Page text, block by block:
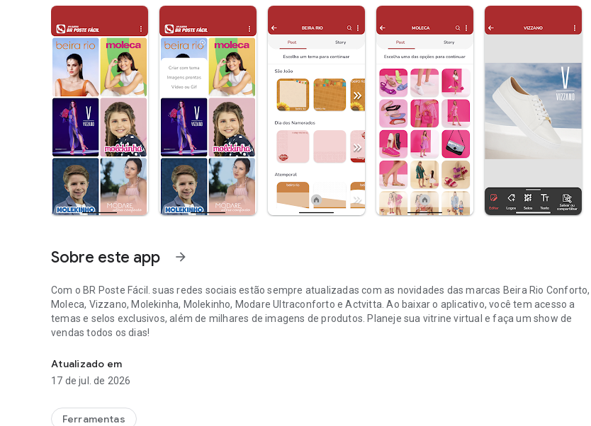
Sobre este app arrow_forward
Com o BR Poste Fácil. suas redes sociais estão sempre atualizadas com as novidades das marcas Beira Rio Conforto,
Moleca, Vizzano, Molekinha, Molekinho, Modare Ultraconforto e Actvitta. Ao baixar o aplicativo, você tem acesso a
temas e selos exclusivos, além de milhares de imagens de produtos. Planeje sua vitrine virtual e faça um show de
vendas todos os dias!
Atualizado em
17 de jul. de 2026
Ferramentas